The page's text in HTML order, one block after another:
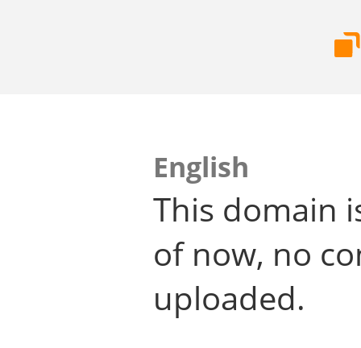
English
This domain
of now, no
uploaded.